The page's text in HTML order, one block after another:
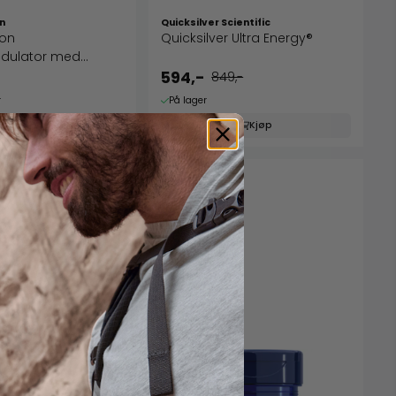
med
Kjøp
Quicksilver Scientific
Quicksilver Ultra Energy®
594,- 849,-
På lager
Kjøp